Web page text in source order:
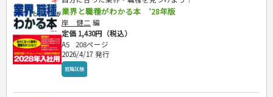
業界と職種がわかる本 ’28年版
岸 健二 編
定価 1,430円（税込）
A5
208ページ
2026/4/17 発行
就職試験